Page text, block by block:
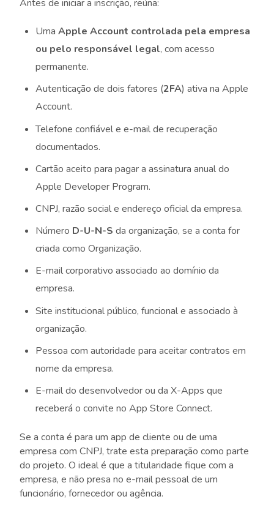
Antes de iniciar a inscrição, reúna:
Uma Apple Account controlada pela empresa
ou pelo responsável legal, com acesso
permanente.
Autenticação de dois fatores (2FA) ativa na Apple
Account.
Telefone confiável e e-mail de recuperação
documentados.
Cartão aceito para pagar a assinatura anual do
Apple Developer Program.
CNPJ, razão social e endereço oficial da empresa.
Número D-U-N-S da organização, se a conta for
criada como Organização.
E-mail corporativo associado ao domínio da
empresa.
Site institucional público, funcional e associado à
organização.
Pessoa com autoridade para aceitar contratos em
nome da empresa.
E-mail do desenvolvedor ou da X-Apps que
receberá o convite no App Store Connect.
Se a conta é para um app de cliente ou de uma
empresa com CNPJ, trate esta preparação como parte
do projeto. O ideal é que a titularidade fique com a
empresa, e não presa no e-mail pessoal de um
funcionário, fornecedor ou agência.